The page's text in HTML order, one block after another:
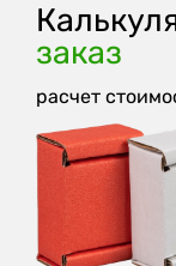
заказ
расчет